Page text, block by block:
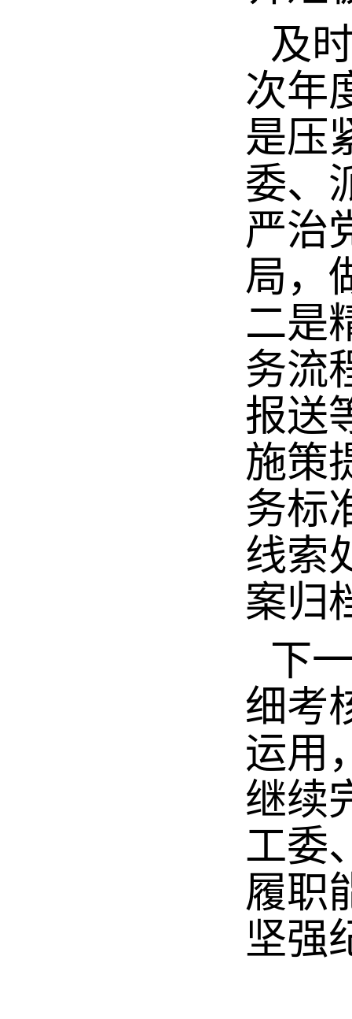
及
次年
是压
委、
严治
局，
二是
务流
报送
施策
务标
线索
案归
下
细考
运用
继续
工委
履职
坚强